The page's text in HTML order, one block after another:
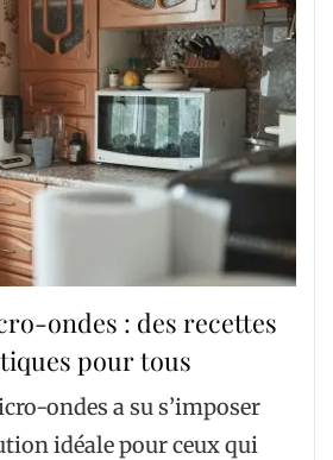
ondes : des recettes
pour tous
ondes a su s’imposer
idéale pour ceux qui